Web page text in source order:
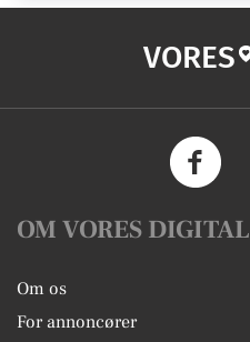
VORES
OM VORES DIGITAL
Om os
For annoncører